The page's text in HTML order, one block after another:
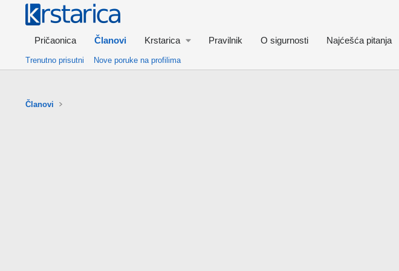
Pričaonica Članovi Krstarica Pravilnik O sigurnosti Najćešća pitanja
Trenutno prisutni Nove poruke na profilima
Članovi